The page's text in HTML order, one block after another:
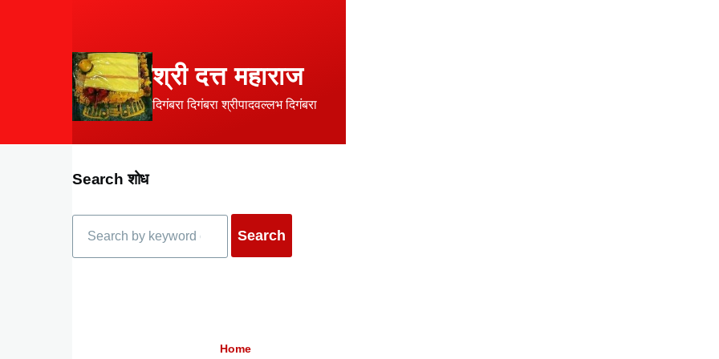
श्री दत्त महाराज
दिगंबरा दिगंबरा श्रीपादवल्लभ दिगंबरा
Search शोध
Breadcrumb
Home